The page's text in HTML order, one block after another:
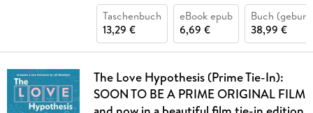
Taschenbuch
13,29 €
eBook epub
6,69 €
Buch
38,99 €
The Love Hypothesis (Prime Tie-In):
SOON TO BE A PRIME ORIGINAL FILM